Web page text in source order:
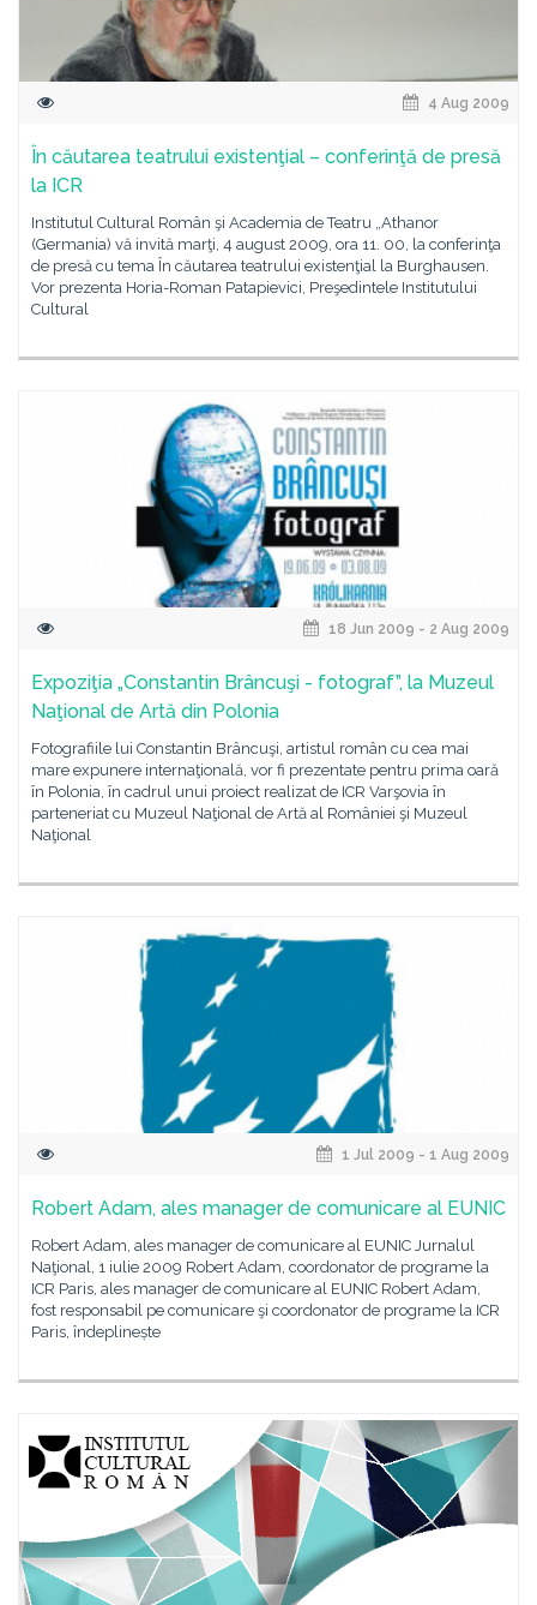
4 Aug 2009
În căutarea teatrului existenţial – conferinţă de presă
la ICR
Institutul Cultural Român şi Academia de Teatru „Athanor
(Germania) vă invită marţi, 4 august 2009, ora 11. 00, la conferinţa
de presă cu tema În căutarea teatrului existenţial la Burghausen.
Vor prezenta Horia-Roman Patapievici, Preşedintele Institutului
Cultural
18 Jun 2009 - 2 Aug 2009
Expoziţia „Constantin Brâncuşi - fotograf”, la Muzeul
Naţional de Artă din Polonia
Fotografiile lui Constantin Brâncuşi, artistul român cu cea mai
mare expunere internaţională, vor fi prezentate pentru prima oară
în Polonia, în cadrul unui proiect realizat de ICR Varşovia în
parteneriat cu Muzeul Naţional de Artă al României şi Muzeul
Naţional
1 Jul 2009 - 1 Aug 2009
Robert Adam, ales manager de comunicare al EUNIC
Robert Adam, ales manager de comunicare al EUNIC Jurnalul
Naţional, 1 iulie 2009 Robert Adam, coordonator de programe la
ICR Paris, ales manager de comunicare al EUNIC Robert Adam,
fost responsabil pe comunicare şi coordonator de programe la ICR
Paris, îndeplinește